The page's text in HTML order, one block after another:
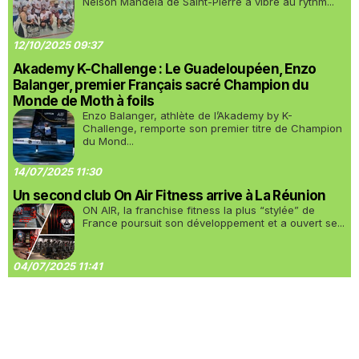
12/10/2025 09:37
Akademy K-Challenge : Le Guadeloupéen, Enzo
Balanger, premier Français sacré Champion du
Monde de Moth à foils
Enzo Balanger, athlète de l’Akademy by K-
Challenge, remporte son premier titre de Champion
du Mond...
14/07/2025 11:30
Un second club On Air Fitness arrive à La Réunion
ON AIR, la franchise fitness la plus “stylée” de
France poursuit son développement et a ouvert se...
04/07/2025 11:41